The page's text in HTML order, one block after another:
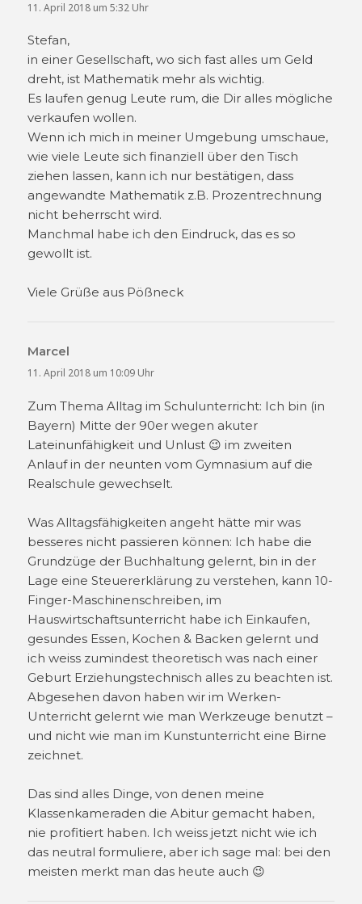
11. April 2018 um 5:32 Uhr
Stefan,
in einer Gesellschaft, wo sich fast alles um Geld
dreht, ist Mathematik mehr als wichtig.
Es laufen genug Leute rum, die Dir alles mögliche
verkaufen wollen.
Wenn ich mich in meiner Umgebung umschaue,
wie viele Leute sich finanziell über den Tisch
ziehen lassen, kann ich nur bestätigen, dass
angewandte Mathematik z.B. Prozentrechnung
nicht beherrscht wird.
Manchmal habe ich den Eindruck, das es so
gewollt ist.
Viele Grüße aus Pößneck
Marcel
11. April 2018 um 10:09 Uhr
Zum Thema Alltag im Schulunterricht: Ich bin (in
Bayern) Mitte der 90er wegen akuter
Lateinunfähigkeit und Unlust 😉 im zweiten
Anlauf in der neunten vom Gymnasium auf die
Realschule gewechselt.
Was Alltagsfähigkeiten angeht hätte mir was
besseres nicht passieren können: Ich habe die
Grundzüge der Buchhaltung gelernt, bin in der
Lage eine Steuererklärung zu verstehen, kann 10-
Finger-Maschinenschreiben, im
Hauswirtschaftsunterricht habe ich Einkaufen,
gesundes Essen, Kochen & Backen gelernt und
ich weiss zumindest theoretisch was nach einer
Geburt Erziehungstechnisch alles zu beachten ist.
Abgesehen davon haben wir im Werken-
Unterricht gelernt wie man Werkzeuge benutzt –
und nicht wie man im Kunstunterricht eine Birne
zeichnet.
Das sind alles Dinge, von denen meine
Klassenkameraden die Abitur gemacht haben,
nie profitiert haben. Ich weiss jetzt nicht wie ich
das neutral formuliere, aber ich sage mal: bei den
meisten merkt man das heute auch 😉